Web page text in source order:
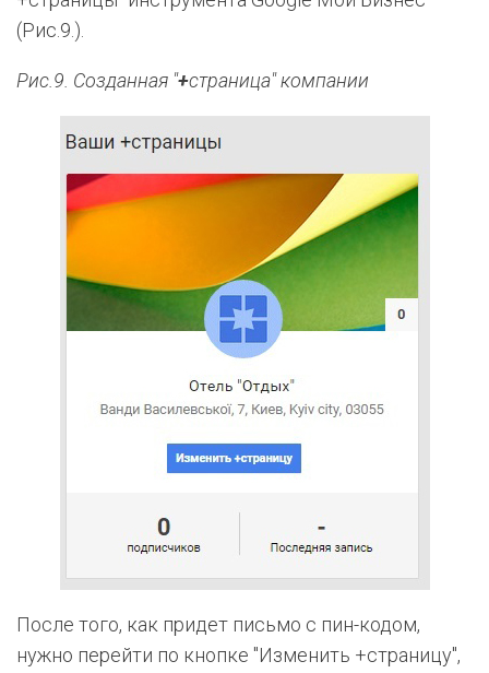
(Рис.9.).
Рис.9. Созданная "+страница" компании
После того, как придет письмо с пин-кодом,
нужно перейти по кнопке "Изменить +страницу",